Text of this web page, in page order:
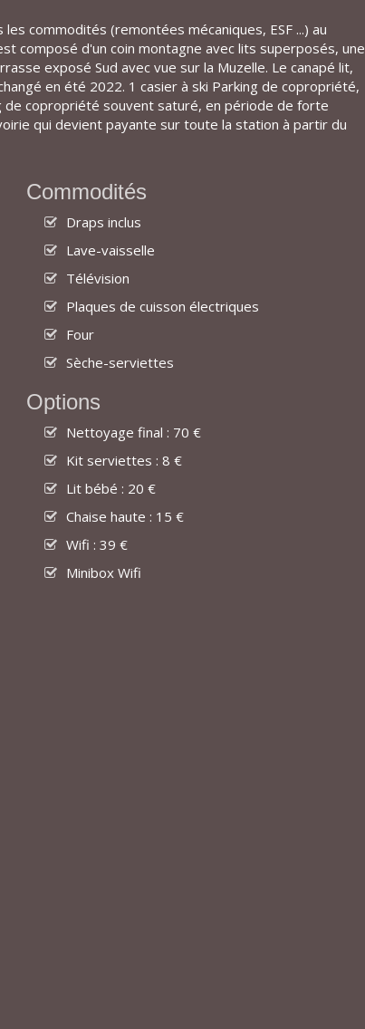
commodités (remontées mécaniques, ESF ...) au
composé d'un coin montagne avec lits superposés, une
exposé Sud avec vue sur la Muzelle. Le canapé lit,
en été 2022. 1 casier à ski Parking de copropriété,
de copropriété souvent saturé, en période de forte
qui devient payante sur toute la station à partir du
Commodités
Draps inclus
Lave-vaisselle
Télévision
Plaques de cuisson électriques
Four
Sèche-serviettes
Options
Nettoyage final : 70 €
Kit serviettes : 8 €
Lit bébé : 20 €
Chaise haute : 15 €
Wifi : 39 €
Minibox Wifi